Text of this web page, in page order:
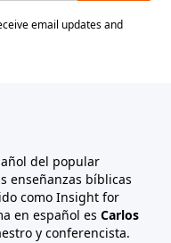
del popular
enseñanzas bíblicas
como Insight for
en español es Carlos
y conferencista.